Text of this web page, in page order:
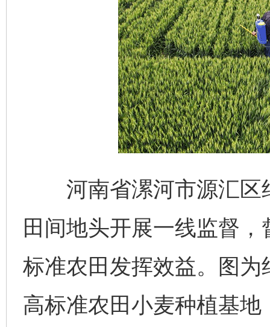
河南省漯河市源汇区
田间地头开展一线监督
标准农田发挥效益。图
高标准农田小麦种植基